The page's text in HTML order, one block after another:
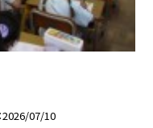
2026/07/10